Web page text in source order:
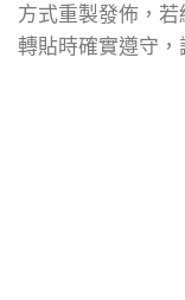
方式重製發佈，
轉貼時確實遵守，